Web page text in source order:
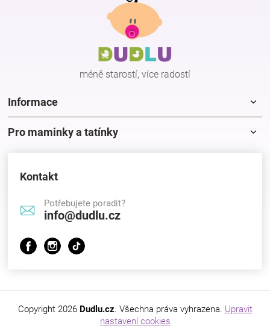
méně starostí, více radostí
Informace
Pro maminky a tatínky
Kontakt
Potřebujete poradit?
info@dudlu.cz
Copyright 2026 Dudlu.cz. Všechna práva vyhrazena. Upravit
nastavení cookies